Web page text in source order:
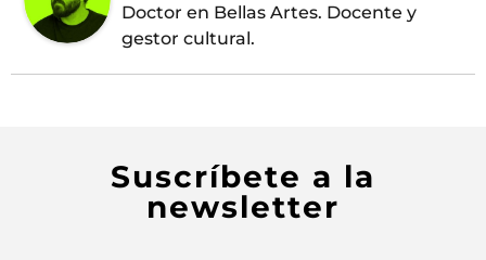
Doctor en Bellas Artes. Docente y
gestor cultural.
Suscríbete a la
newsletter